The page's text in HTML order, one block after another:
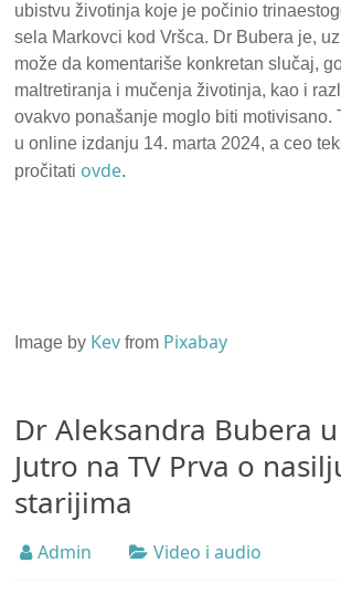
ubistvu životinja koje je počinio
sela Markovci kod Vršca. Dr Bubera je,
može da komentariše konkretan slučaj,
maltretiranja i mučenja životinja, kao i
ovakvo ponašanje moglo biti motivisano.
u online izdanju 14. marta 2024, a ceo
pročitati ovde.
Image by Kev from Pixabay
Dr Aleksandra Bubera
Jutro na TV Prva o
starijima
Admin Video i audio